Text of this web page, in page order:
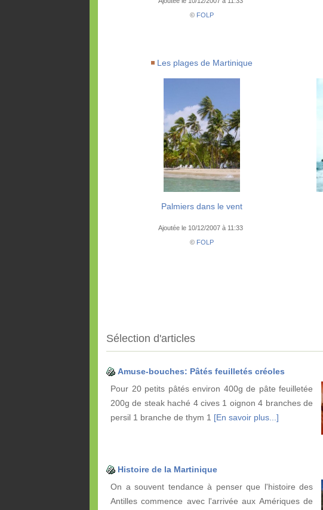
© FOLP
Les plages de Martinique
Palmiers dans le vent
Ajoutée le 10/12/2007 à 11:33
© FOLP
Sélection d'articles
Amuse-bouches: Pâtés feuilletés créoles
Pour 20 petits pâtés environ 400g de pâte feuilletée
200g de steak haché 4 cives 1 oignon 4 branches de
persil 1 branche de thym 1 [En savoir plus...]
Histoire de la Martinique
On a souvent tendance à penser que l'histoire des
Antilles commence avec l'arrivée aux Amériques de